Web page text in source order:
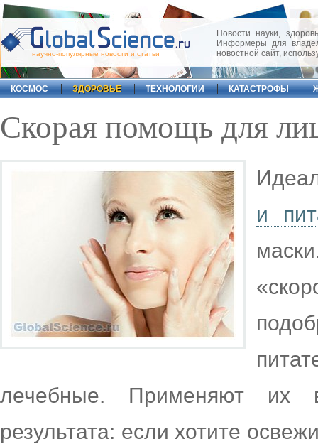
научно-популярные новости и статьи
Новости науки,
Информеры для
новостной сайт,
КОСМОС ЗДОРОВЬЕ ТЕХНОЛОГИИ КАТАСТРОФЫ
Скорая помощь для
и
лечебные. Применяют их
результата: если хотите